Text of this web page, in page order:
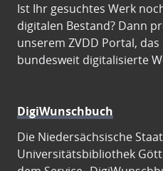
Ist Ihr gesuchtes Werk
digitalen Bestand? Dann
unserem ZVDD Portal,
bundesweit digitalisierte
DigiWunschbuch
Die Niedersächsische
Universitätsbibliothek